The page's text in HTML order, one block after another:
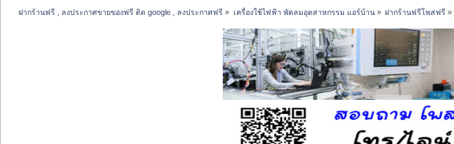
ฝากร้านฟรี , ลงประกาศขายของฟรี ติด google , ลงประกาศฟรี » เครื่องใช้ไฟฟ้า พัดลมอุตสาหกรรม แอร์บ้าน» ฝากร้านฟรีโพสฟรี»